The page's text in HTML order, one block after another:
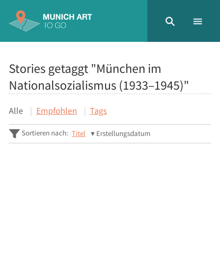
Stories getaggt "München im
Nationalsozialismus (1933–1945)"
Alle Empfohlen Tags
Sortieren nach: Titel Erstellungsdatum